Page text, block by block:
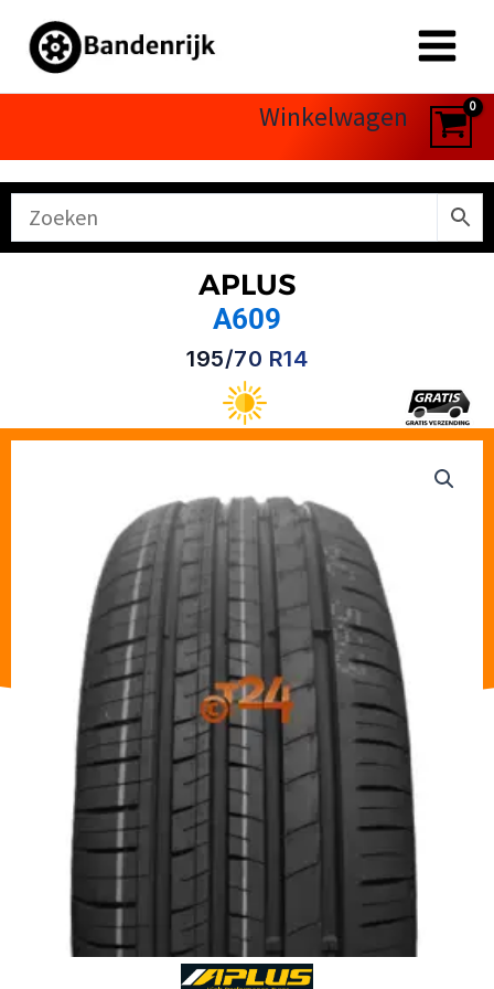
naar
Winkelwagen
APLUS
A609
195/70 R14